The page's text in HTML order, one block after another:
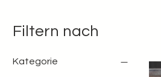
Filtern nach
Kategorie